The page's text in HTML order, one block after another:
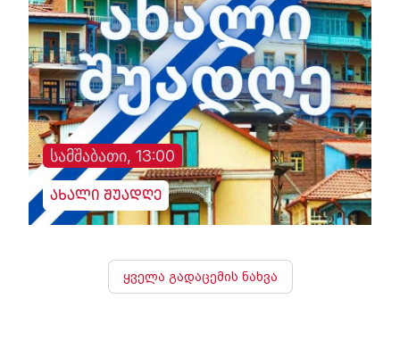
სამშაბათი, 13:00
ახალი შუადღე
ყველა გადაცემის ნახვა